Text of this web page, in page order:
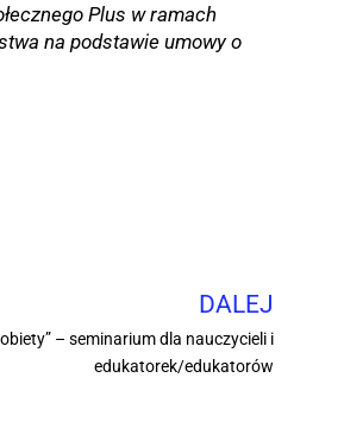
Plus w ramach
na podstawie umowy o
DALEJ
– seminarium dla nauczycieli i
edukatorek/edukatorów